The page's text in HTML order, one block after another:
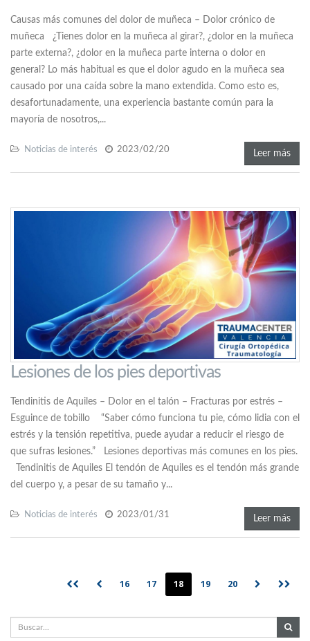
Causas más comunes del dolor de muñeca – Dolor crónico de
muñeca ¿Tienes dolor en la muñeca al girar?, ¿dolor en la muñeca
parte externa?, ¿dolor en la muñeca parte interna o dolor en
general? Lo más habitual es que el dolor agudo en la muñeca sea
causado por una caída sobre la mano extendida. Como esto es,
desafortunadamente, una experiencia bastante común para la
mayoría de nosotros,...
Noticias de interés 2023/02/20 Leer más
Lesiones de los pies deportivas
Tendinitis de Aquiles – Dolor en el talón – Fracturas por estrés –
Esguince de tobillo “Saber cómo funciona tu pie, cómo lidia con el
estrés y la tensión repetitiva, puede ayudar a reducir el riesgo de
que sufras lesiones.” Lesiones deportivas más comunes en los pies.
Tendinitis de Aquiles El tendón de Aquiles es el tendón más grande
del cuerpo y, a pesar de su tamaño y...
Noticias de interés 2023/01/31 Leer más
16 17 18 19 20